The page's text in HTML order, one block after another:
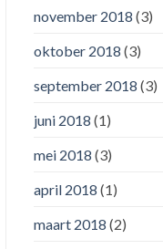
november 2018 (3)
oktober 2018 (3)
september 2018 (3)
juni 2018 (1)
mei 2018 (3)
april 2018 (1)
maart 2018 (2)